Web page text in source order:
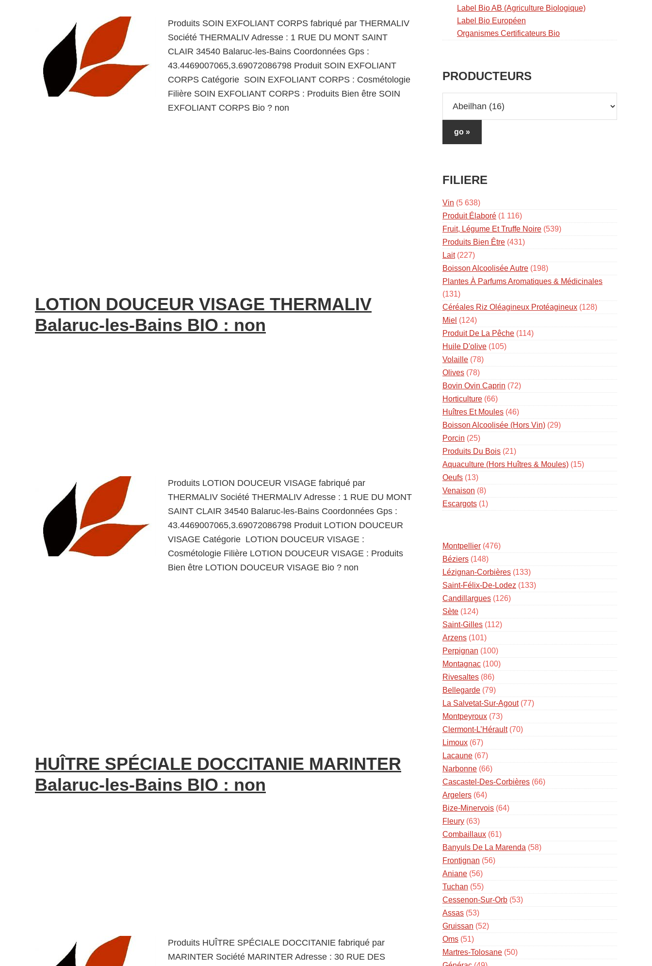
Produits SOIN EXFOLIANT CORPS fabriqué par THERMALIV
Société THERMALIV Adresse : 1 RUE DU MONT SAINT
CLAIR 34540 Balaruc-les-Bains Coordonnées Gps :
43.4469007065,3.69072086798 Produit SOIN EXFOLIANT
CORPS Catégorie SOIN EXFOLIANT CORPS : Cosmétologie
Filière SOIN EXFOLIANT CORPS : Produits Bien être SOIN
EXFOLIANT CORPS Bio ? non
LOTION DOUCEUR VISAGE THERMALIV
Balaruc-les-Bains BIO : non
Produits LOTION DOUCEUR VISAGE fabriqué par
THERMALIV Société THERMALIV Adresse : 1 RUE DU MONT
SAINT CLAIR 34540 Balaruc-les-Bains Coordonnées Gps :
43.4469007065,3.69072086798 Produit LOTION DOUCEUR
VISAGE Catégorie LOTION DOUCEUR VISAGE :
Cosmétologie Filière LOTION DOUCEUR VISAGE : Produits
Bien être LOTION DOUCEUR VISAGE Bio ? non
HUÎTRE SPÉCIALE DOCCITANIE MARINTER
Balaruc-les-Bains BIO : non
Produits HUÎTRE SPÉCIALE DOCCITANIE fabriqué par
MARINTER Société MARINTER Adresse : 30 RUE DES
Label Bio AB (Agriculture Biologique)
Label Bio Européen
Organismes Certificateurs Bio
PRODUCTEURS
FILIERE
Vin (5 638)
Produit Élaboré (1 116)
Fruit, Légume Et Truffe Noire (539)
Produits Bien Être (431)
Lait(227)
Boisson Alcoolisée Autre (198)
Plantes À Parfums Aromatiques & Médicinales
(131)
Céréales Riz Oléagineux Protéagineux (128)
Miel (124)
Produit De La Pêche (114)
Huile D'olive (105)
Volaille (78)
Olives (78)
Bovin Ovin Caprin (72)
Horticulture (66)
Huîtres Et Moules (46)
Boisson Alcoolisée (hors Vin) (29)
Porcin (25)
Produits Du Bois (21)
Aquaculture (hors Huîtres & Moules) (15)
Oeufs (13)
Venaison (8)
Escargots (1)
Montpellier (476)
Béziers (148)
Lézignan-Corbières (133)
Saint-Félix-De-Lodez (133)
Candillargues (126)
Sète (124)
Saint-Gilles (112)
Arzens (101)
Perpignan (100)
Montagnac (100)
Rivesaltes (86)
Bellegarde (79)
La Salvetat-Sur-Agout(77)
Montpeyroux (73)
Clermont-L’Hérault(70)
Limoux (67)
Lacaune (67)
Narbonne (66)
Cascastel-Des-Corbières (66)
Argelers (64)
Bize-Minervois (64)
Fleury (63)
Combaillaux (61)
Banyuls De La Marenda (58)
Frontignan (56)
Aniane (56)
Tuchan (55)
Cessenon-Sur-Orb (53)
Assas (53)
Gruissan (52)
Oms (51)
Martres-Tolosane (50)